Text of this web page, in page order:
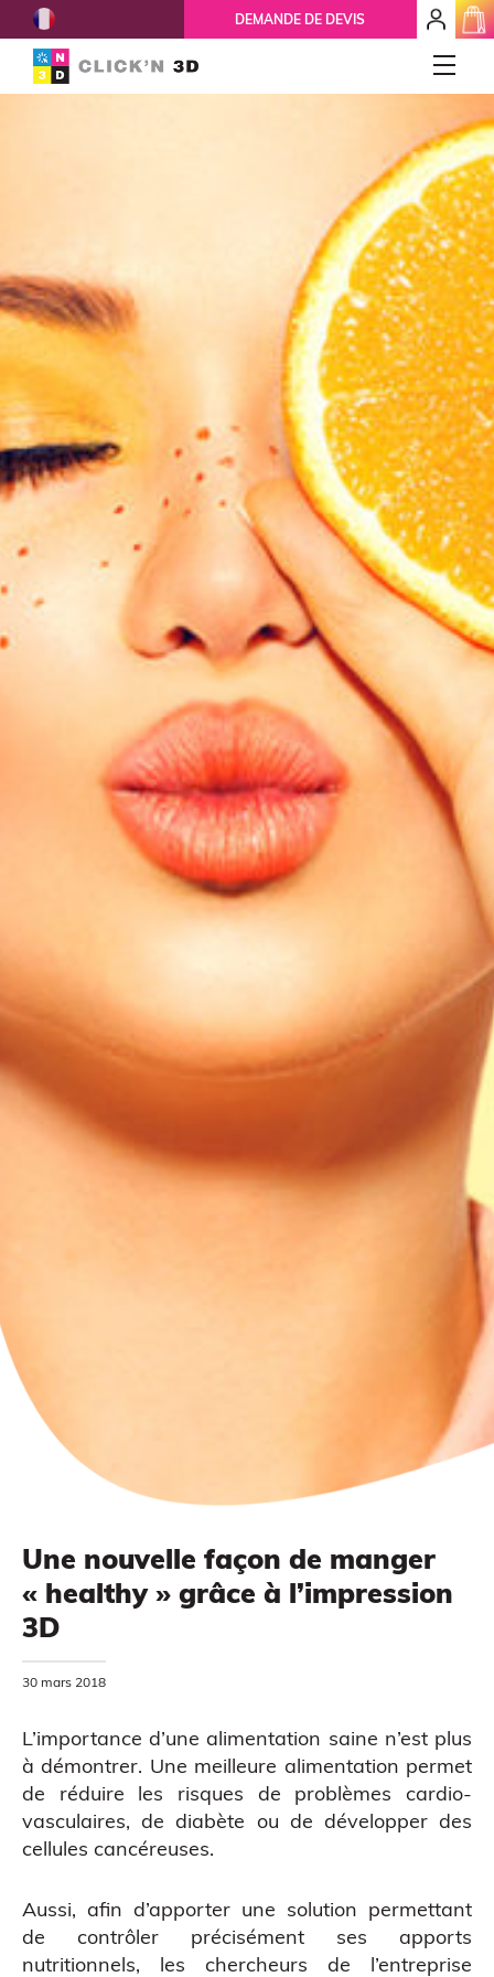
DEMANDE DE DEVIS
mon
espace
client
Qui-sommes-nous ?
Nos services
Réparation 3D
Prototypage
Petites et moyennes séries
MODÉLISATION 3D
CAO
Ils nous font confiance
Blog
French
Une nouvelle façon de manger
« healthy » grâce à l’impression
3D
30 mars 2018
L’importance d’une alimentation saine n’est plus
à démontrer. Une meilleure alimentation permet
de réduire les risques de problèmes cardio-
vasculaires, de diabète ou de développer des
cellules cancéreuses.
Aussi, afin d’apporter une solution permettant
de contrôler précisément ses apports
nutritionnels, les chercheurs de l’entreprise